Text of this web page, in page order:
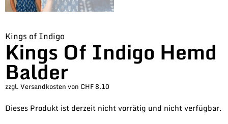
Kings of Indigo
Kings Of Indigo Hemd
Balder
zzgl. Versandkosten von CHF 8.10
Dieses Produkt ist derzeit nicht vorrätig und nicht verfügbar.